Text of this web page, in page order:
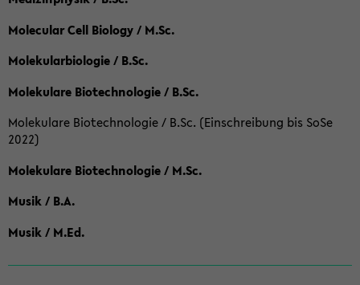
Molecular Cell Biology / M.Sc.
Molekularbiologie / B.Sc.
Molekulare Biotechnologie / B.Sc.
Molekulare Biotechnologie / B.Sc. (Einschreibung bis SoSe
2022)
Molekulare Biotechnologie / M.Sc.
Musik / B.A.
Musik / M.Ed.